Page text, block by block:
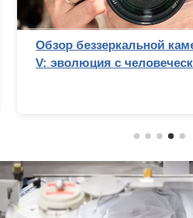
Обзор беззеркальной
V: эволюция с